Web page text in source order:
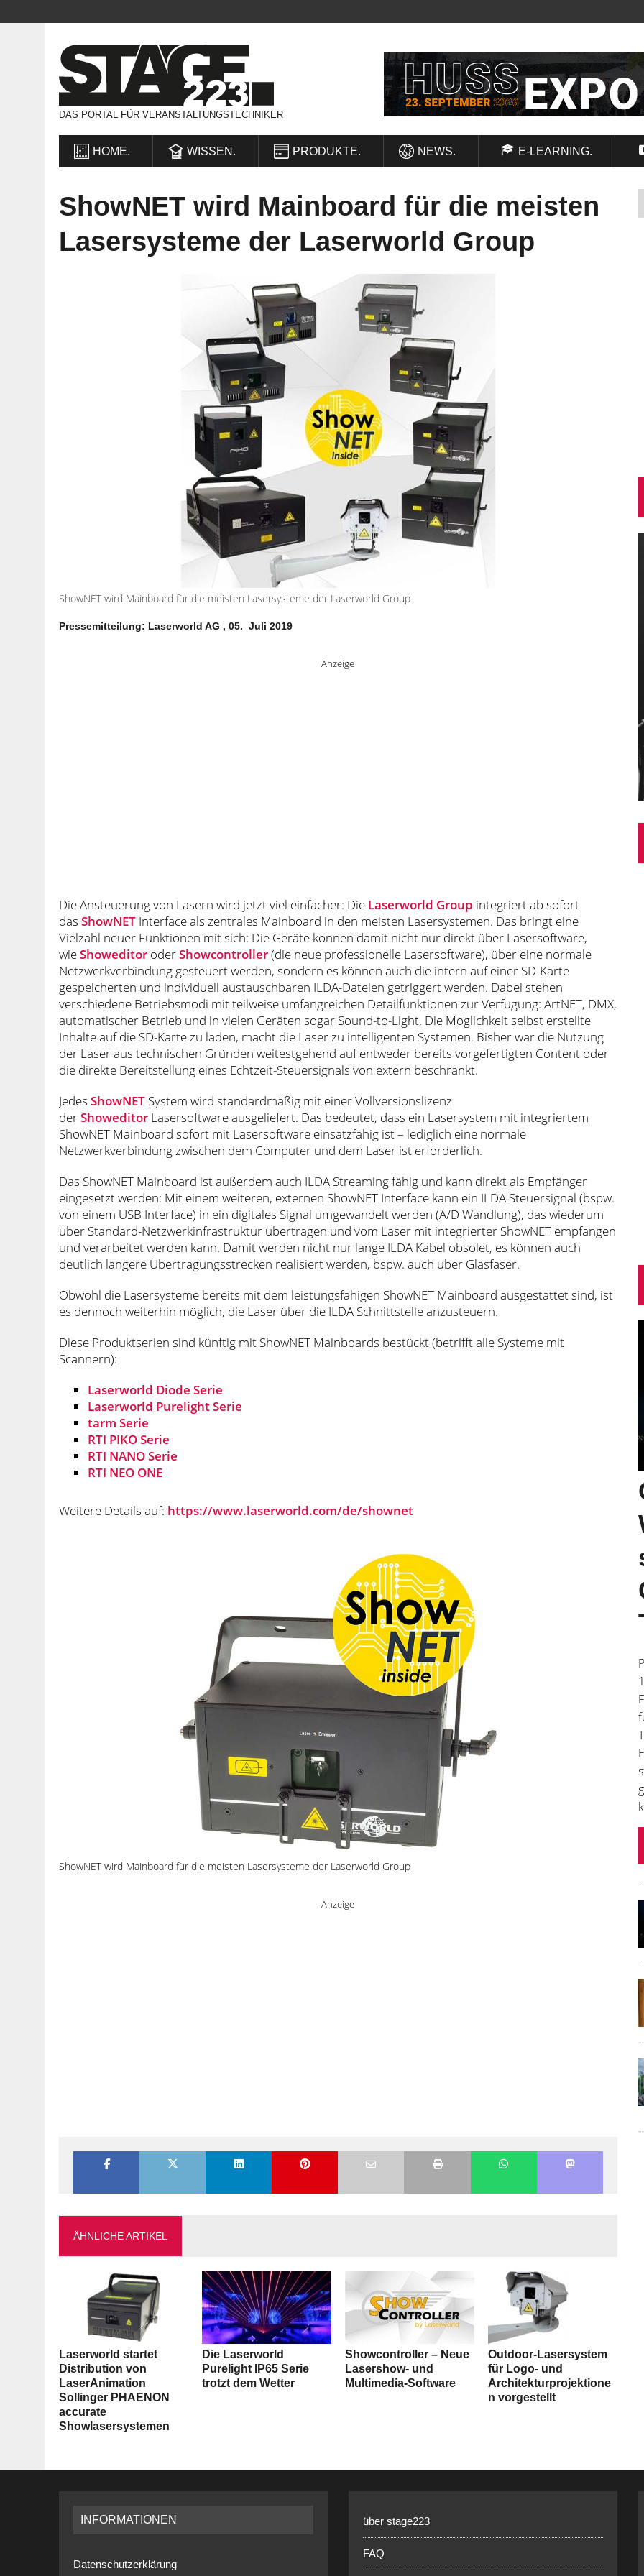
DAS PORTAL FÜR VERANSTALTUNGSTECHNIKER
HOME. WISSEN. PRODUKTE. NEWS. E-LEARNING.
ShowNET wird Mainboard für die meisten
Lasersysteme der Laserworld Group
ShowNET wird Mainboard für die meisten Lasersysteme der Laserworld Group
Pressemitteilung: Laserworld AG , 05. Juli 2019
Anzeige
Die Ansteuerung von Lasern wird jetzt viel einfacher: Die Laserworld Group integriert ab sofort
das ShowNET Interface als zentrales Mainboard in den meisten Lasersystemen. Das bringt eine
Vielzahl neuer Funktionen mit sich: Die Geräte können damit nicht nur direkt über Lasersoftware,
wieShoweditor oderShowcontroller(die neue professionelle Lasersoftware), über eine normale
Netzwerkverbindung gesteuert werden, sondern es können auch die intern auf einer SD-Karte
gespeicherten und individuell austauschbaren ILDA-Dateien getriggert werden. Dabei stehen
verschiedene Betriebsmodi mit teilweise umfangreichen Detailfunktionen zur Verfügung: ArtNET, DMX,
automatischer Betrieb und in vielen Geräten sogar Sound-to-Light. Die Möglichkeit selbst erstellte
Inhalte auf die SD-Karte zu laden, macht die Laser zu intelligenten Systemen. Bisher war die Nutzung
der Laser aus technischen Gründen weitestgehend auf entweder bereits vorgefertigten Content oder
die direkte Bereitstellung eines Echtzeit-Steuersignals von extern beschränkt.
Jedes ShowNET System wird standardmäßig mit einer Vollversionslizenz
derShoweditor Lasersoftware ausgeliefert. Das bedeutet, dass ein Lasersystem mit integriertem
ShowNET Mainboard sofort mit Lasersoftware einsatzfähig ist – lediglich eine normale
Netzwerkverbindung zwischen dem Computer und dem Laser ist erforderlich.
Das ShowNET Mainboard ist außerdem auch ILDA Streaming fähig und kann direkt als Empfänger
eingesetzt werden: Mit einem weiteren, externen ShowNET Interface kann ein ILDA Steuersignal (bspw.
von einem USB Interface) in ein digitales Signal umgewandelt werden (A/D Wandlung), das wiederum
über Standard-Netzwerkinfrastruktur übertragen und vom Laser mit integrierter ShowNET empfangen
und verarbeitet werden kann. Damit werden nicht nur lange ILDA Kabel obsolet, es können auch
deutlich längere Übertragungsstrecken realisiert werden, bspw. auch über Glasfaser.
Obwohl die Lasersysteme bereits mit dem leistungsfähigen ShowNET Mainboard ausgestattet sind, ist
es dennoch weiterhin möglich, die Laser über die ILDA Schnittstelle anzusteuern.
Diese Produktserien sind künftig mit ShowNET Mainboards bestückt (betrifft alle Systeme mit
Scannern):
Laserworld Diode Serie
Laserworld Purelight Serie
tarm Serie
RTI PIKO Serie
RTI NANO Serie
RTI NEO ONE
Weitere Details auf: https://www.laserworld.com/de/shownet
ShowNET wird Mainboard für die meisten Lasersysteme der Laserworld Group
Anzeige
ÄHNLICHE ARTIKEL
Laserworld startet
Distribution von
LaserAnimation
Sollinger PHAENON
accurate
Showlasersystemen
Die Laserworld
Purelight IP65 Serie
trotzt dem Wetter
Showcontroller ­– Neue
Lasershow- und
Multimedia-Software
Outdoor-Lasersystem
für Logo- und
Architekturprojektione
n vorgestellt
INFORMATIONEN
Datenschutzerklärung
über stage223
FAQ